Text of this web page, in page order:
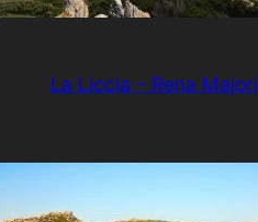
La Liccia – Rena Majori